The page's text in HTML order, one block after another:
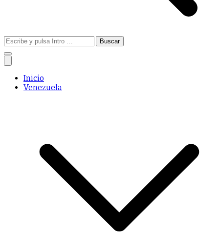
Buscar:
Inicio
Venezuela